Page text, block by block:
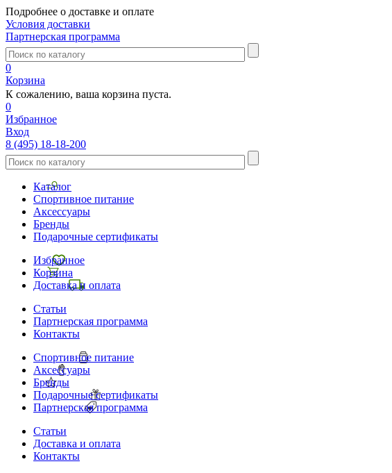
Подробнее о доставке и оплате
Условия доставки
Партнерская программа
0
Корзина
К сожалению, ваша корзина пуста.
0
Избранное
Вход
8 (495) 18-18-200
Каталог
Спортивное питание
Аксессуары
Бренды
Подарочные сертификаты
Избранное
Корзина
Доставка и оплата
Статьи
Партнерская программа
Контакты
Спортивное питание
Аксессуары
Бренды
Подарочные сертификаты
Партнерская программа
Статьи
Доставка и оплата
Контакты